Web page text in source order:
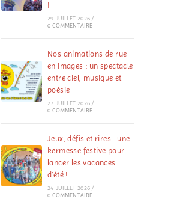
!
29 JUILLET 2026 /
0 COMMENTAIRE
Nos animations de rue
en images : un spectacle
entre ciel, musique et
poésie
27 JUILLET 2026 /
0 COMMENTAIRE
Jeux, défis et rires : une
kermesse festive pour
lancer les vacances
d’été !
24 JUILLET 2026 /
0 COMMENTAIRE